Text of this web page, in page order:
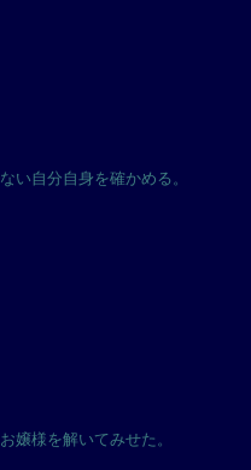
い自分自身を確かめる。
嬢様を解いてみせた。